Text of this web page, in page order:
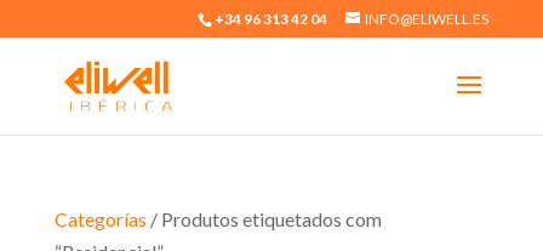
+34 96 313 42 04 INFO@ELIWELL.ES
Categorías / Produtos etiquetados com